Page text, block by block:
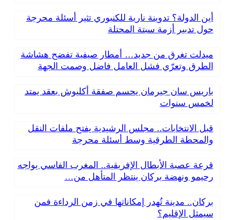
أين الدولة؟ تدوينة نارية للكنبوري تثير أسئلة محرجة
حول تدبير أزمة سبتة المحتلة
ميدلت تغرق من جديد… أمطار صيفية تفضح هشاشة
الطرق وتعرّي فشل العامل فاضل وصمت الجهة
باريس سان جيرمان يحسم صفقة أكليوش بعقد يمتد
لخمس سنوات
قبل الانتخابات.. مجلس الرشيدية يفتح ملفات النقل
والمحطة الطرقية وسط أسئلة محرجة
قرعة عصبة الأبطال الإفريقية.. المغرب الفاسي يواجه
رحيمو ونهضة بركان ينتظر المتأهل من…
بركان.. مدينة تُهدر إمكاناتها في زمن الرداءة فمن
سيمثل الإقليم؟